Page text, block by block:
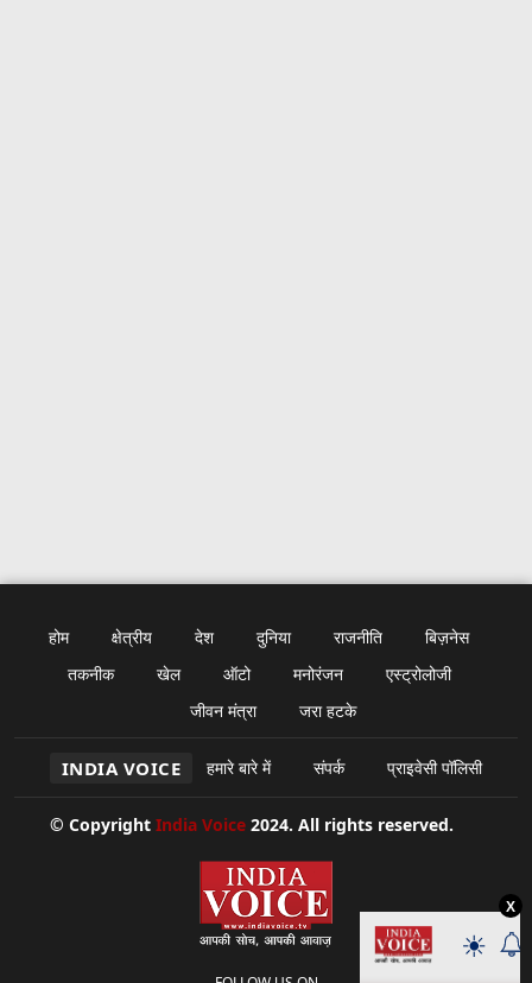
X
होम क्षेत्रीय देश दुनिया राजनीति
बिज़नेस
तकनीक
खेल ऑटो मनोरंजन
एस्ट्रोलोजी
जीवन मंत्रा
जरा हटके
INDIA VOICE हमारे बारे में संपर्क प्राइवेसी पॉलिसी
© Copyright India Voice 2024. All rights reserved.